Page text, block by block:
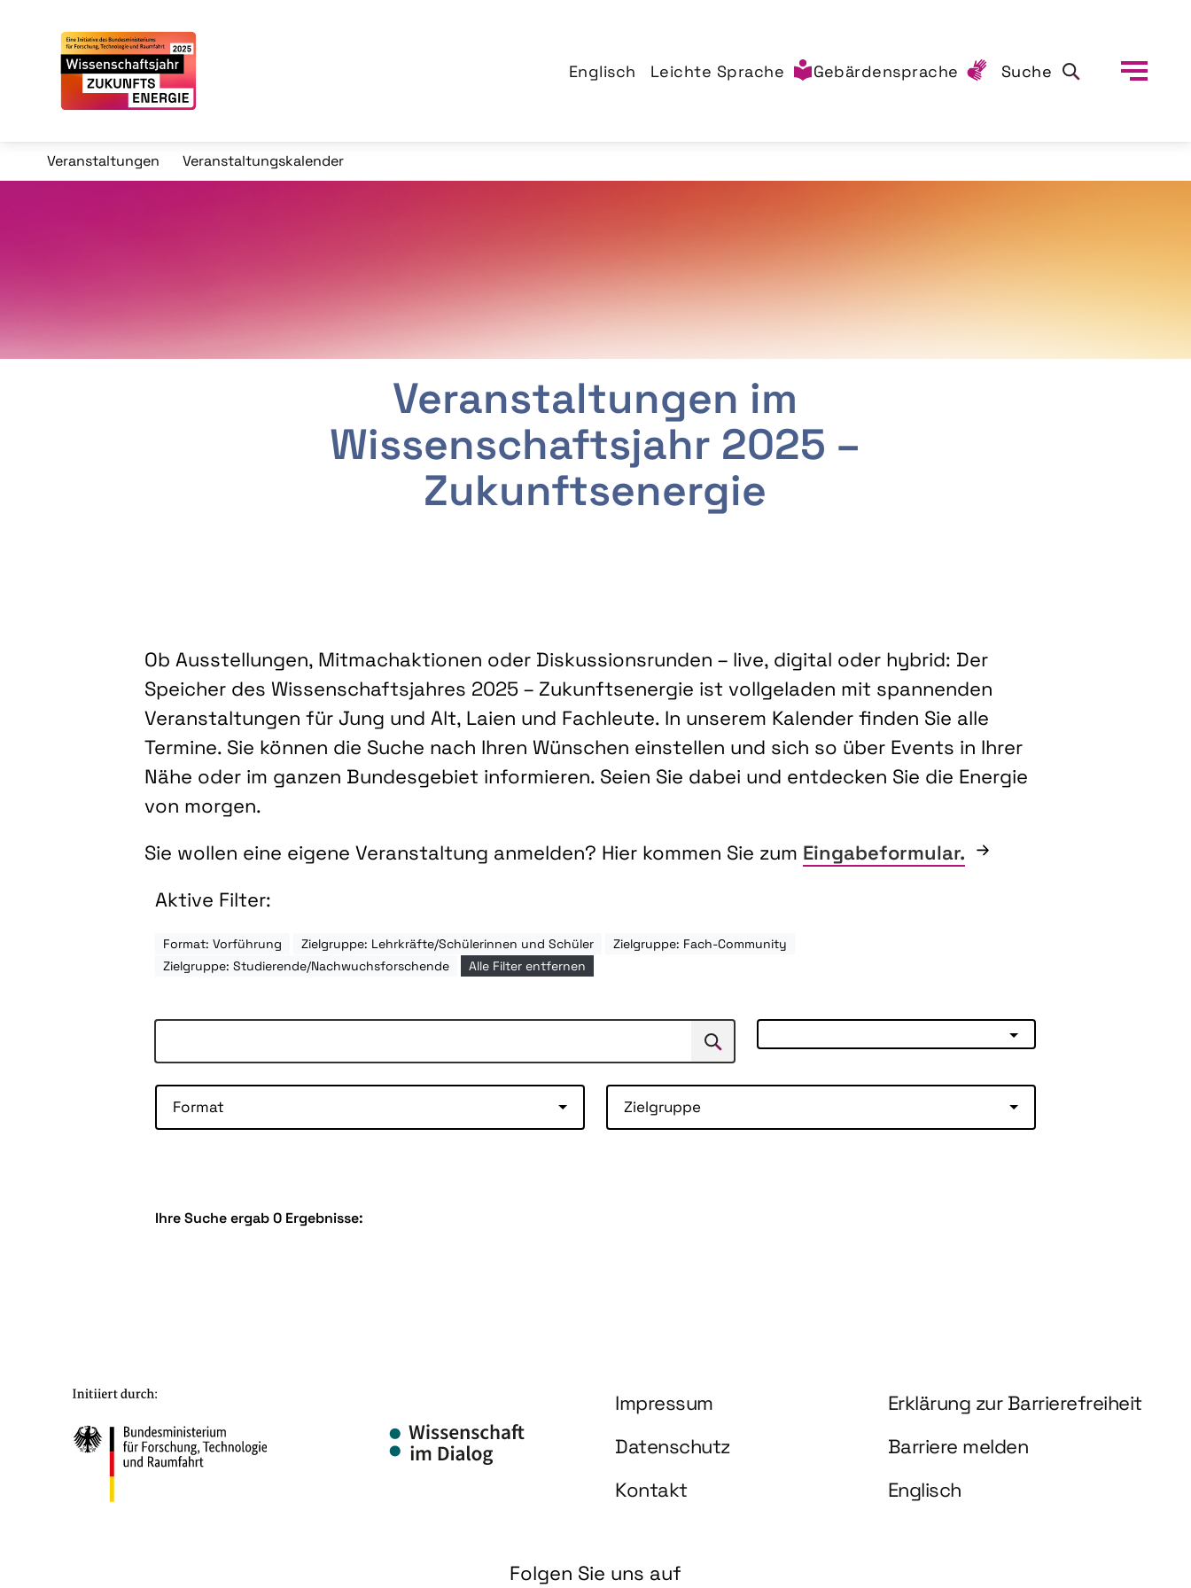
Englisch Leichte Sprache Gebärdensprache Suche
Veranstaltungen Veranstaltungskalender
Veranstaltungen im
Wissenschaftsjahr 2025 –
Zukunftsenergie
Ob Ausstellungen, Mitmachaktionen oder Diskussionsrunden – live, digital oder hybrid: Der
Speicher des Wissenschaftsjahres 2025 – Zukunftsenergie ist vollgeladen mit spannenden
Veranstaltungen für Jung und Alt, Laien und Fachleute. In unserem Kalender finden Sie alle
Termine. Sie können die Suche nach Ihren Wünschen einstellen und sich so über Events in Ihrer
Nähe oder im ganzen Bundesgebiet informieren. Seien Sie dabei und entdecken Sie die Energie
von morgen.
Sie wollen eine eigene Veranstaltung anmelden? Hier kommen Sie zum Eingabeformular.
Aktive Filter:
Format: Vorführung Zielgruppe: Lehrkräfte/Schülerinnen und Schüler
Zielgruppe: Fach-Community
Zielgruppe: Studierende/Nachwuchsforschende
Alle Filter entfernen
Suchen
Format Zielgruppe
Ihre Suche ergab 0 Ergebnisse:
Information und Service
Impressum
Erklärung zur Barrierefreiheit
Datenschutz
Barriere melden
Kontakt
Englisch
Folgen Sie uns auf